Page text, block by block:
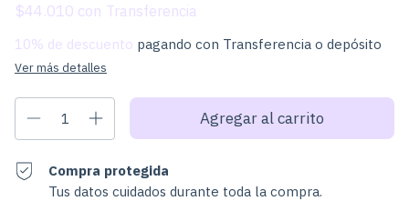
$44.010 con
10% de descuento pagando con Transferencia o depósito
Ver más detalles
Compra protegida
Tus datos cuidados durante toda la compra.